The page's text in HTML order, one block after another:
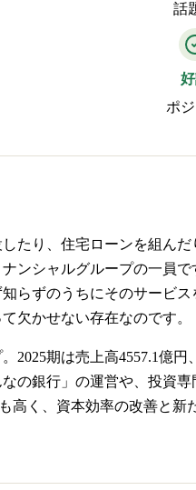
話
ポ
たり、住宅ローンを組ん
ンシャルグループの一員
らずのうちにそのサービ
欠かせない存在なのです。
2025期は売上高4557.1億
の銀行」の運営や、投資
高く、資本効率の改善と